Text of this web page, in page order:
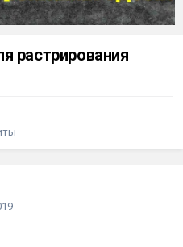
растрирования